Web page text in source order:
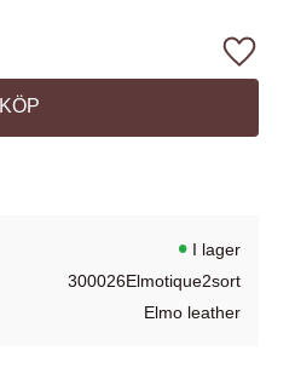
KÖP
Lägg
I lager
300026Elmotique2sort
Elmo leather